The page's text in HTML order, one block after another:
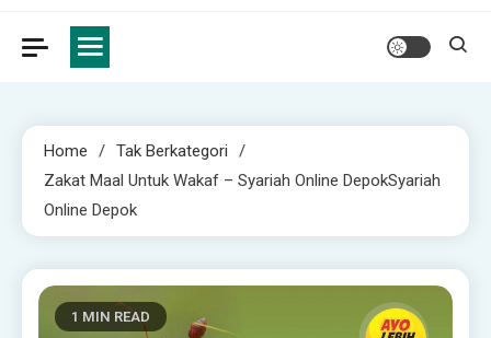
Home
Tak Berkategori
Zakat Maal Untuk Wakaf – Syariah Online DepokSyariah
Online Depok
1 MIN READ